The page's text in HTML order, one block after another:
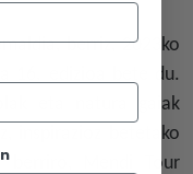
berriz, 2023ko
16. edizioa bete du.
eta natura gaiak
inspirazioz betetako
berriro, Mendi Tour